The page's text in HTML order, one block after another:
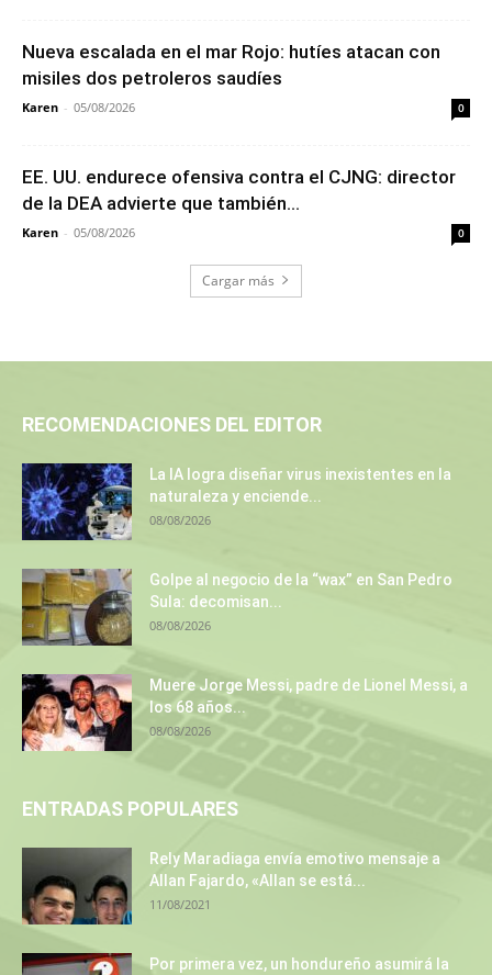
Nueva escalada en el mar Rojo: hutíes atacan con
misiles dos petroleros saudíes
Karen - 05/08/2026 0
EE. UU. endurece ofensiva contra el CJNG: director
de la DEA advierte que también...
Karen - 05/08/2026 0
Cargar más
RECOMENDACIONES DEL EDITOR
La IA logra diseñar virus inexistentes en la
naturaleza y enciende...
08/08/2026
Golpe al negocio de la “wax” en San Pedro
Sula: decomisan...
08/08/2026
Muere Jorge Messi, padre de Lionel Messi, a
los 68 años...
08/08/2026
ENTRADAS POPULARES
Rely Maradiaga envía emotivo mensaje a
Allan Fajardo, «Allan se está...
11/08/2021
Por primera vez, un hondureño asumirá la